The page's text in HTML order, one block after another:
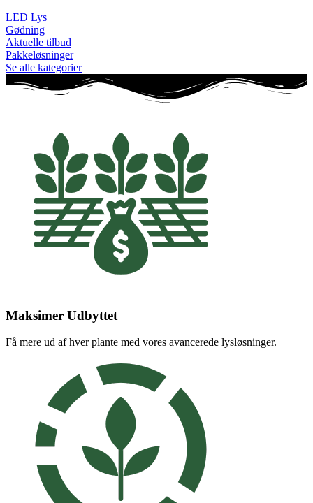
LED Lys
Gødning
Aktuelle tilbud
Pakkeløsninger
Se alle kategorier
Maksimer Udbyttet
Få mere ud af hver plante med vores avancerede lysløsninger.